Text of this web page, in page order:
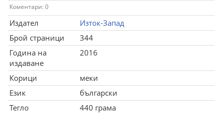
Коментари: 0
Издател
Изток-Запад
Брой страници
344
Година на
издаване
2016
Корици
меки
Език
български
Тегло
440 грама